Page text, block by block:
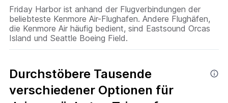
Friday Harbor ist anhand der Flugverbindungen der
beliebteste Kenmore Air-Flughafen. Andere Flughäfen,
die Kenmore Air häufig bedient, sind Eastsound Orcas
Island und Seattle Boeing Field.
Durchstöbere Tausende
verschiedener Optionen für